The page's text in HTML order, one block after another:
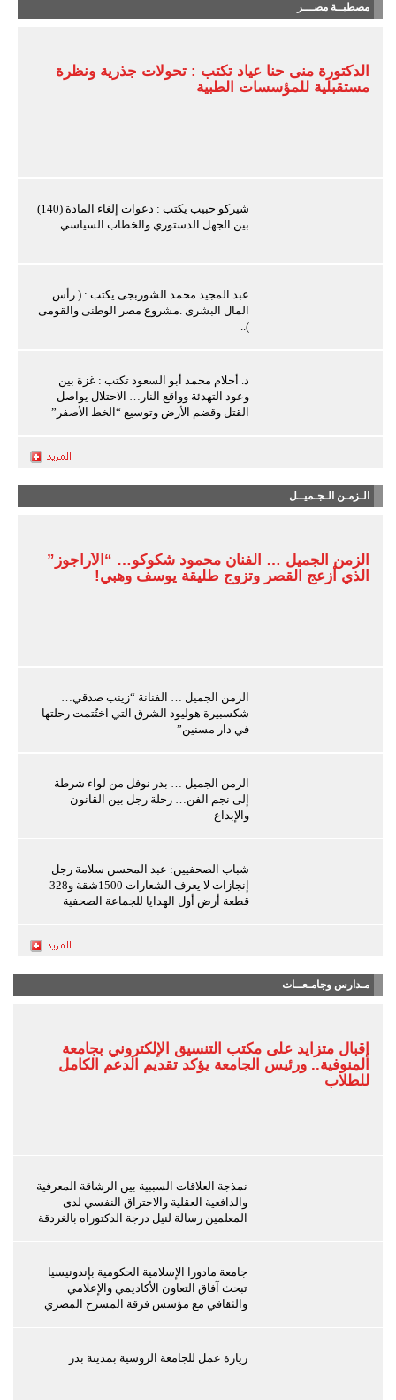
مصطبــة مصـــر
الدكتورة منى حنا عياد تكتب : تحولات جذرية ونظرة
مستقبلية للمؤسسات الطبية
شيركو حبيب يكتب : دعوات إلغاء المادة (140)
بين الجهل الدستوري والخطاب السياسي
عبد المجيد محمد الشوربجى يكتب : ( رأس
المال البشرى .مشروع مصر الوطنى والقومى
)..
د. أحلام محمد أبو السعود تكتب : غزة بين
وعود التهدئة وواقع النار… الاحتلال يواصل
القتل وقضم الأرض وتوسيع “الخط الأصفر”
الـزمـن الـجـميــل
الزمن الجميل … الفنان محمود شكوكو… “الأراجوز”
الذي أزعج القصر وتزوج طليقة يوسف وهبي!
الزمن الجميل … الفنانة “زينب صدقي…
شكسبيرة هوليود الشرق التي اختُتمت رحلتها
في دار مسنين”
الزمن الجميل … بدر نوفل من لواء شرطة
إلى نجم الفن… رحلة رجل بين القانون
والإبداع
شباب الصحفيين: عبد المحسن سلامة رجل
إنجازات لا يعرف الشعارات 1500شقة و328
قطعة أرض أول الهدايا للجماعة الصحفية
مـدارس وجامـعــات
إقبال متزايد على مكتب التنسيق الإلكتروني بجامعة
المنوفية.. ورئيس الجامعة يؤكد تقديم الدعم الكامل
للطلاب
نمذجة العلاقات السببية بين الرشاقة المعرفية
والدافعية العقلية والاحتراق النفسي لدى
المعلمين رسالة لنيل درجة الدكتوراه بالغردقة
جامعة مادورا الإسلامية الحكومية بإندونيسيا
تبحث آفاق التعاون الأكاديمي والإعلامي
والثقافي مع مؤسس فرقة المسرح المصري
زيارة عمل للجامعة الروسية بمدينة بدر